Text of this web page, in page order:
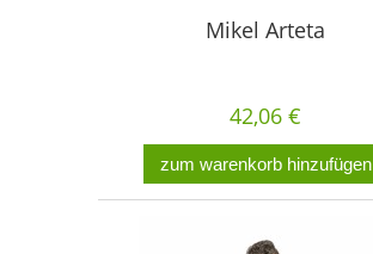
Mikel Arteta
42,06 €
zum warenkorb hinzufügen